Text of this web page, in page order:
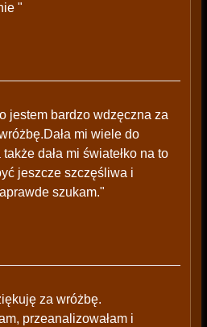
"
jestem bardzo wdzęczna za
mi wiele do
dała mi światełko na to
jeszcze szczęśliwa i
szukam."
za wróżbę.
przeanalizowałam i